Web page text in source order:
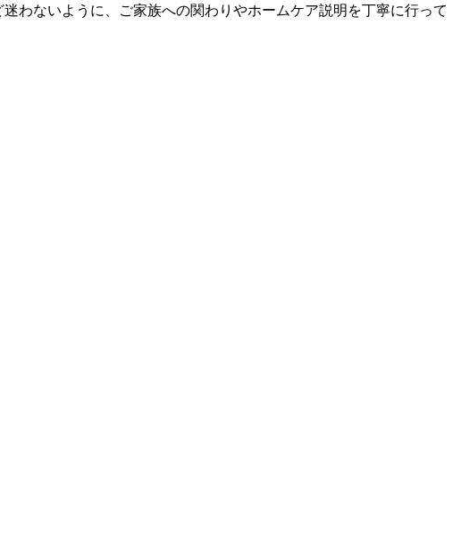
わないように、ご家族への関わりやホームケア説明を丁寧に行って